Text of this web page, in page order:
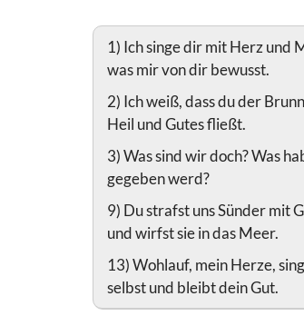
1) Ich singe dir mit Herz und
was mir von dir bewusst.
2) Ich weiß, dass du der
Heil und Gutes fließt.
3) Was sind wir doch? Was
gegeben werd?
9) Du strafst uns Sünder mit
und wirfst sie in das Meer.
13) Wohlauf, mein Herze,
selbst und bleibt dein Gut.